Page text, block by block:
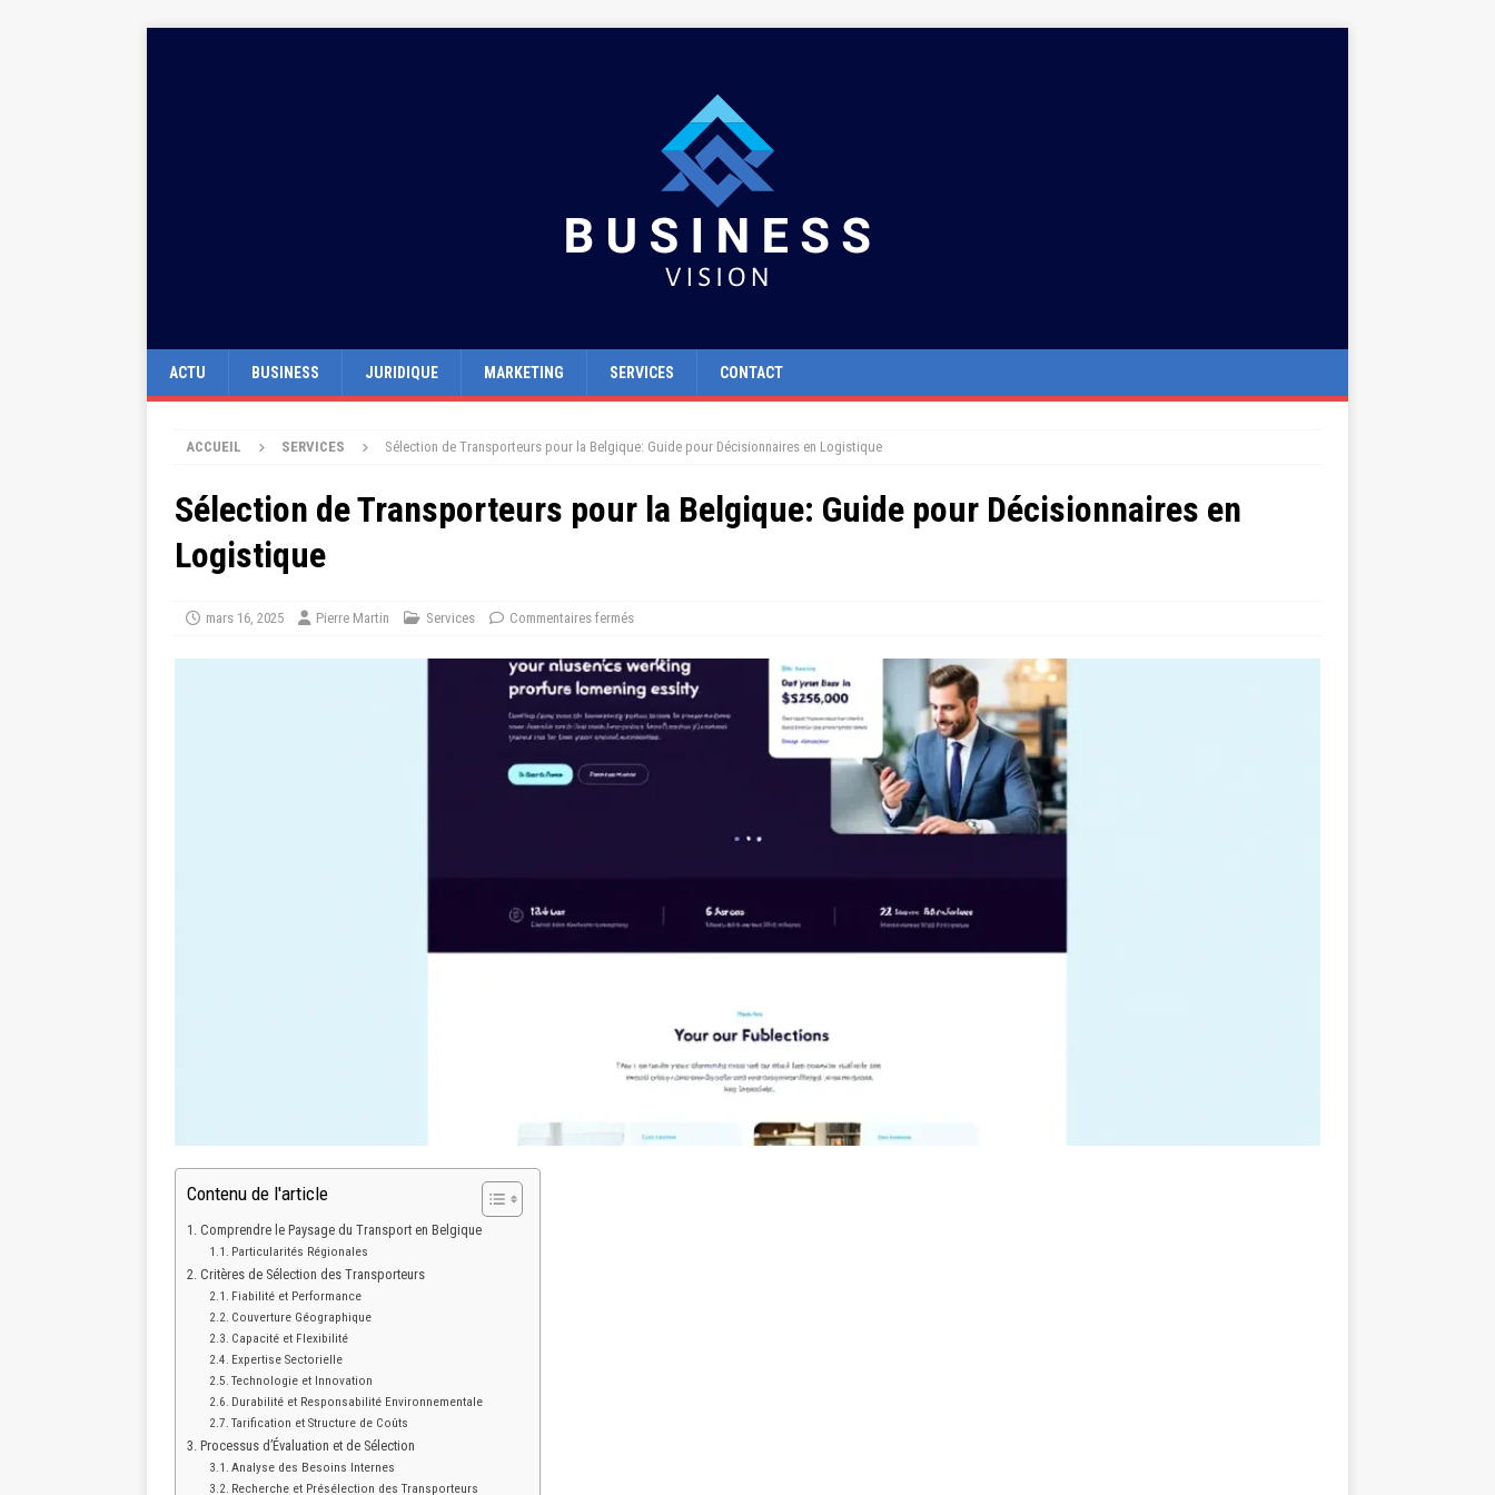
ACTU BUSINESS JURIDIQUE MARKETING SERVICES CONTACT
ACCUEIL SERVICES Sélection de Transporteurs pour la Belgique: Guide pour Décisionnaires en Logistique
Sélection de Transporteurs pour la Belgique: Guide pour Décisionnaires en
Logistique
mars 16, 2025 Pierre Martin Services Commentaires fermés
Contenu de l'article
Comprendre le Paysage du Transport en Belgique
Particularités Régionales
Critères de Sélection des Transporteurs
Fiabilité et Performance
Couverture Géographique
Capacité et Flexibilité
Expertise Sectorielle
Technologie et Innovation
Durabilité et Responsabilité Environnementale
Tarification et Structure de Coûts
Processus d’Évaluation et de Sélection
Analyse des Besoins Internes
Recherche et Présélection des Transporteurs